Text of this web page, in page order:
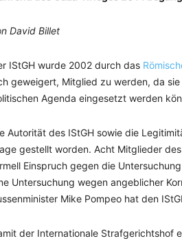
David Billet
IStGH wurde 2002 durch das
geweigert, Mitglied zu werden, da
Agenda eingesetzt werden
Autorität des IStGH sowie die
gestellt worden. Acht Mitglieder
Einspruch gegen die
Untersuchung wegen angeblicher
Mike Pompeo hat den
der Internationale Strafgerichtshof